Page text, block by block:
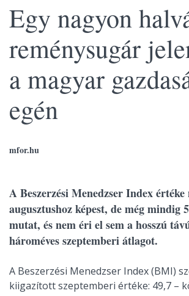
Egy nagyon
reménysugár
a magyar
egén
mfor.hu
A Beszerzési Menedzser Index értéke
augusztushoz képest, de még mindig
mutat, és nem éri el sem a hosszú
hároméves szeptemberi átlagot.
A Beszerzési Menedzser Index (BMI)
kiigazított szeptemberi értéke: 49,7 –